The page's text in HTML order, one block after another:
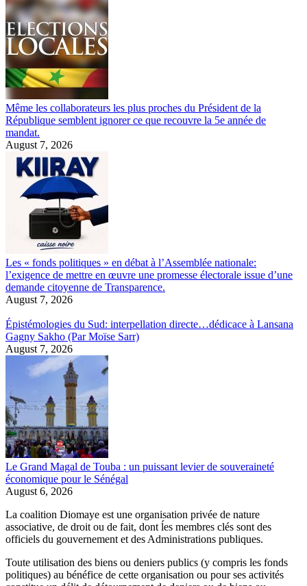
Même les collaborateurs les plus proches du Président de la
République semblent ignorer ce que recouvre la 5e année de
mandat.
August 7, 2026
Les « fonds politiques » en débat à l’Assemblée nationale:
l’exigence de mettre en œuvre une promesse électorale issue d’une
demande citoyenne de Transparence.
August 7, 2026
Épistémologies du Sud: interpellation directe…dédicace à Lansana
Gagny Sakho (Par Moïse Sarr)
August 7, 2026
Le Grand Magal de Touba : un puissant levier de souveraineté
économique pour le Sénégal
August 6, 2026
La coalition Diomaye est une organisation privée de nature
associative, de droit ou de fait, dont ĺes membres clés sont des
officiels du gouvernement et des Administrations publiques.
Toute utilisation des biens ou deniers publics (y compris les fonds
politiques) au bénéfice de cette organisation ou pour ses activités